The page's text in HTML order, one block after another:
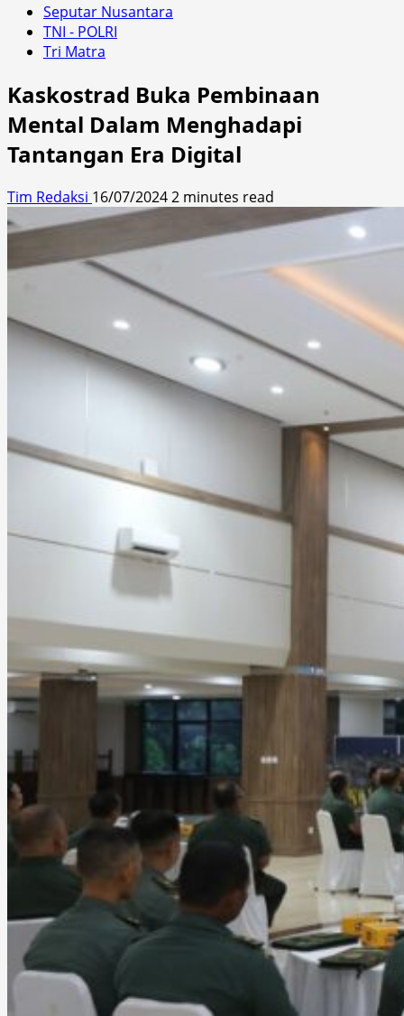
Seputar Nusantara
TNI - POLRI
Tri Matra
Kaskostrad Buka Pembinaan
Mental Dalam Menghadapi
Tantangan Era Digital
Tim Redaksi 16/07/20242 minutes read